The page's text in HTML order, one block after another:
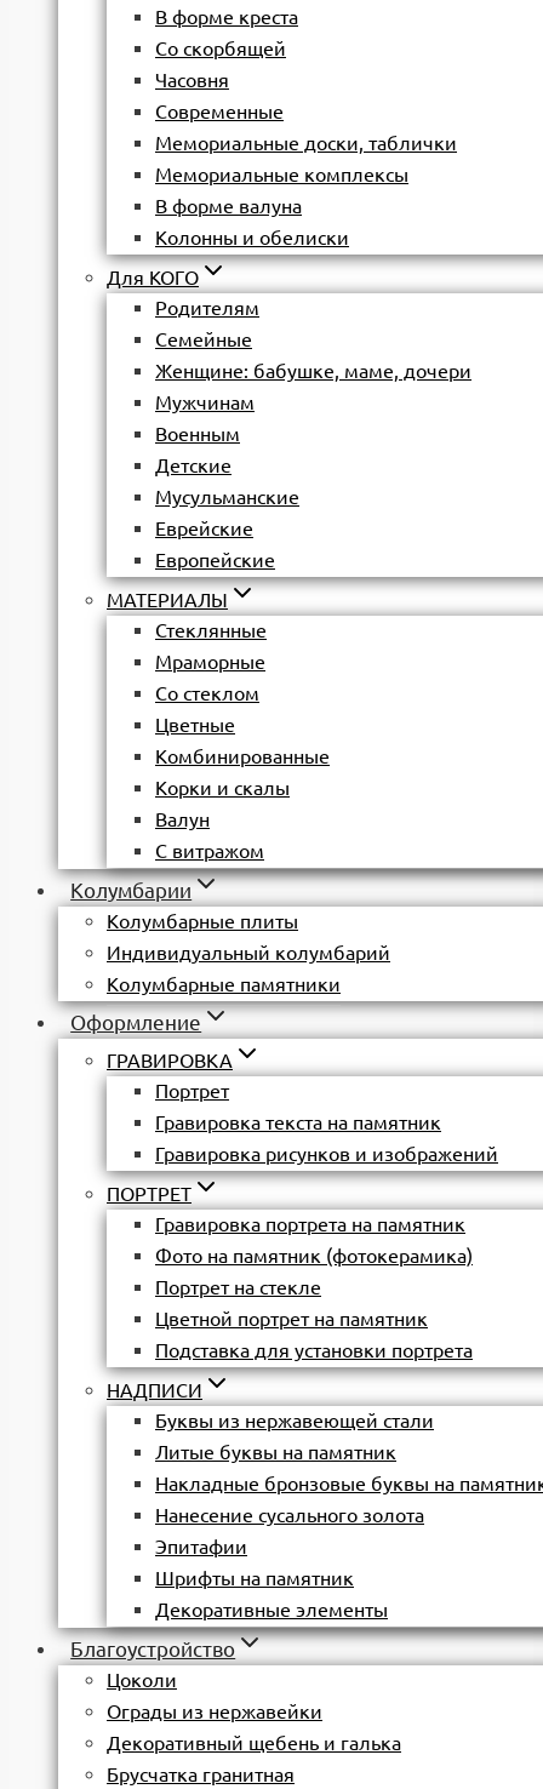
В форме креста
Со скорбящей
Часовня
Современные
Мемориальные доски, таблички
Мемориальные комплексы
В форме валуна
Колонны и обелиски
Для КОГО
Родителям
Семейные
Женщине: бабушке, маме, дочери
Мужчинам
Военным
Детские
Мусульманские
Еврейские
Европейские
МАТЕРИАЛЫ
Стеклянные
Мраморные
Со стеклом
Цветные
Комбинированные
Корки и скалы
Валун
С витражом
Колумбарии
Колумбарные плиты
Индивидуальный колумбарий
Колумбарные памятники
Оформление
ГРАВИРОВКА
Портрет
Гравировка текста на памятник
Гравировка рисунков и изображений
ПОРТРЕТ
Гравировка портрета на памятник
Фото на памятник (фотокерамика)
Портрет на стекле
Цветной портрет на памятник
Подставка для установки портрета
НАДПИСИ
Буквы из нержавеющей стали
Литые буквы на памятник
Накладные бронзовые буквы на
Нанесение сусального золота
Эпитафии
Шрифты на памятник
Декоративные элементы
Благоустройство
Цоколи
Ограды из нержавейки
Декоративный щебень и галька
Брусчатка гранитная